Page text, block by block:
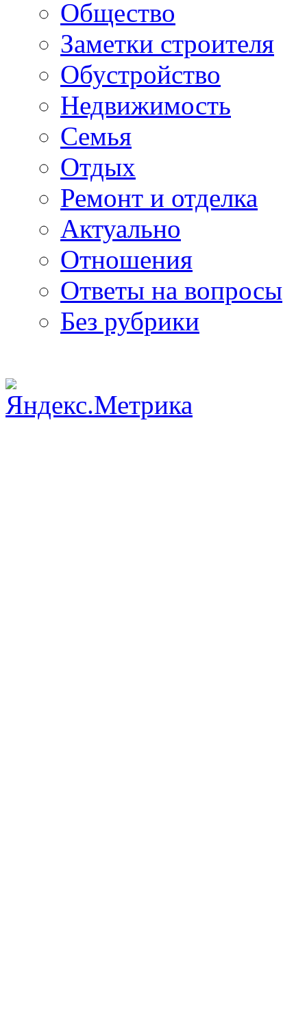
Общество
Заметки строителя
Обустройство
Недвижимость
Семья
Отдых
Ремонт и отделка
Актуально
Отношения
Ответы на вопросы
Без рубрики